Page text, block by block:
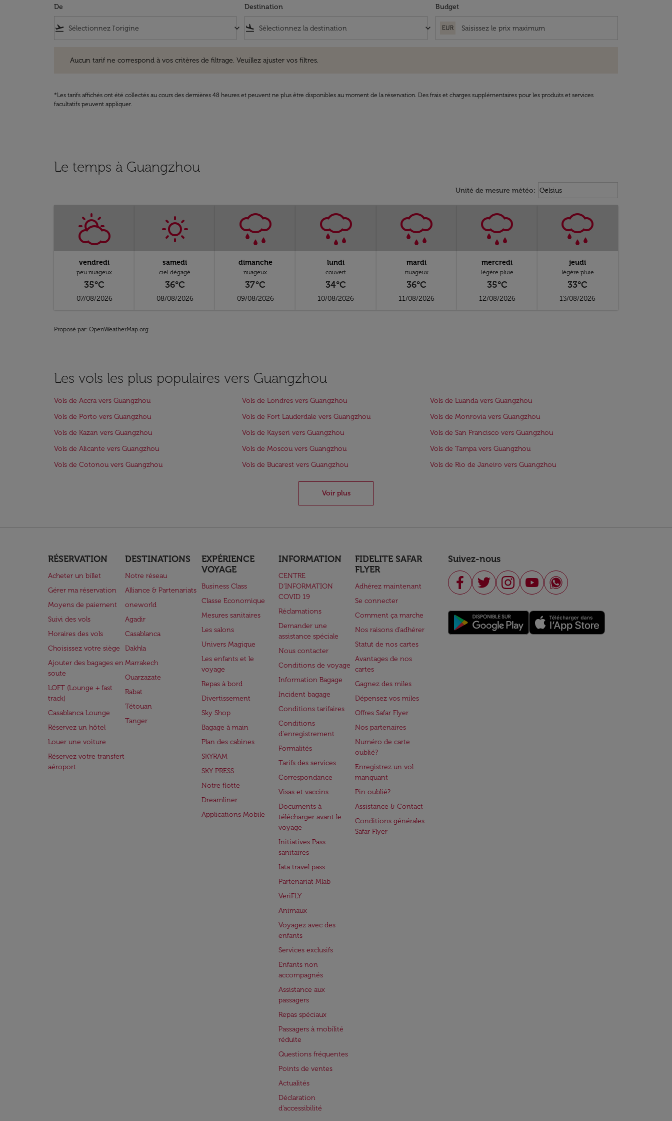
De
flight_takeoff keyboard_arrow_down
Destination
flight_land keyboard_arrow_down
Budget
EUR
Aucun tarif ne correspond à vos critères de filtrage. Veuillez ajuster vos filtres.
*Les tarifs affichés ont été collectés au cours des dernières 48 heures et peuvent ne plus être disponibles au moment de la réservation. Des frais et charges supplémentaires pour les produits et services
facultatifs peuvent appliquer.
Le temps à Guangzhou
Unité de mesure météo: Weather unit option Celsius
Celsius
keyboard_arrow_down
vendredi
peu nuageux
35°C
07/08/2026
samedi
ciel dégagé
36°C
08/08/2026
dimanche
nuageux
37°C
09/08/2026
lundi
couvert
34°C
10/08/2026
mardi
nuageux
36°C
11/08/2026
mercredi
légère pluie
35°C
12/08/2026
jeudi
légère pluie
33°C
13/08/2026
Proposé par: OpenWeatherMap.org
Les vols les plus populaires vers Guangzhou
Vols de Accra vers Guangzhou Vols de Londres vers Guangzhou
Vols de Luanda vers Guangzhou
Vols de Porto vers Guangzhou
Vols de Fort Lauderdale vers Guangzhou
Vols de Monrovia vers Guangzhou
Vols de Kazan vers Guangzhou
Vols de Kayseri vers Guangzhou
Vols de San Francisco vers Guangzhou
Vols de Alicante vers Guangzhou
Vols de Moscou vers Guangzhou
Vols de Tampa vers Guangzhou
Vols de Cotonou vers Guangzhou
Vols de Bucarest vers Guangzhou Vols de Rio de Janeiro vers Guangzhou
Voir plus
RÉSERVATION
Acheter un billet
Gérer ma réservation
Moyens de paiement
Suivi des vols
Horaires des vols
Choisissez votre siège
Ajouter des bagages en
soute
LOFT (Lounge + fast
track)
Casablanca Lounge
Réservez un hôtel
Louer une voiture
Réservez votre transfert
aéroport
DESTINATIONS
Notre réseau
Alliance & Partenariats
oneworld
Agadir
Casablanca
Dakhla
Marrakech
Ouarzazate
Rabat
Tétouan
Tanger
EXPÉRIENCE
VOYAGE
Business Class
Classe Economique
Mesures sanitaires
Les salons
Univers Magique
Les enfants et le
voyage
Repas à bord
Divertissement
Sky Shop
Bagage à main
Plan des cabines
SKYRAM
SKY PRESS
Notre flotte
Dreamliner
Applications Mobile
INFORMATION
CENTRE
D’INFORMATION
COVID 19
Réclamations
Demander une
assistance spéciale
Nous contacter
Conditions de voyage
Information Bagage
Incident bagage
Conditions tarifaires
Conditions
d'enregistrement
Formalités
Tarifs des services
Correspondance
Visas et vaccins
Documents à
télécharger avant le
voyage
Initiatives Pass
sanitaires
Iata travel pass
Partenariat Mlab
VeriFLY
Animaux
Voyagez avec des
enfants
Services exclusifs
Enfants non
accompagnés
Assistance aux
passagers
Repas spéciaux
Passagers à mobilité
réduite
Questions fréquentes
Points de ventes
Actualités
Déclaration
d’accessibilité
FIDELITE SAFAR
FLYER
Adhérez maintenant
Se connecter
Comment ça marche
Nos raisons d'adhérer
Statut de nos cartes
Avantages de nos
cartes
Gagnez des miles
Dépensez vos miles
Offres Safar Flyer
Nos partenaires
Numéro de carte
oublié?
Enregistrez un vol
manquant
Pin oublié?
Assistance & Contact
Conditions générales
Safar Flyer
Suivez-nous